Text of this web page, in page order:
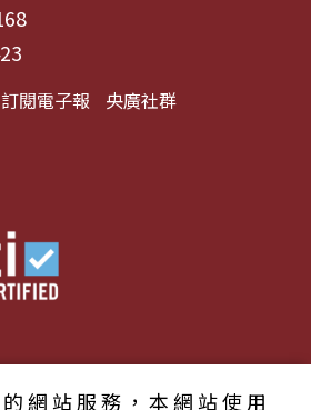
訂閱電子報 央廣社群
網站服務，本網站使用